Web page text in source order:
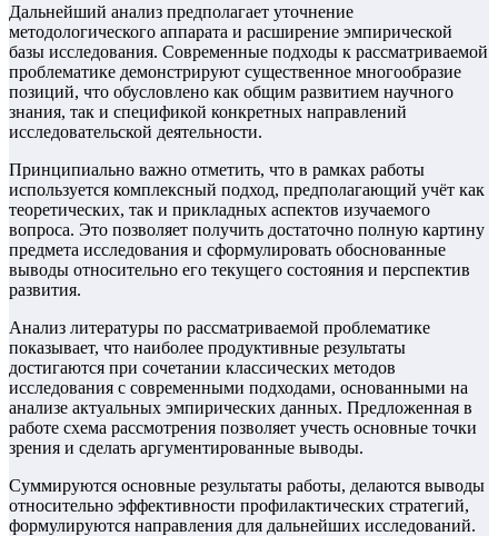
Дальнейший анализ предполагает уточнение
методологического аппарата и расширение эмпирической
базы исследования. Современные подходы к рассматриваемой
проблематике демонстрируют существенное многообразие
позиций, что обусловлено как общим развитием научного
знания, так и спецификой конкретных направлений
исследовательской деятельности.
Принципиально важно отметить, что в рамках работы
используется комплексный подход, предполагающий учёт как
теоретических, так и прикладных аспектов изучаемого
вопроса. Это позволяет получить достаточно полную картину
предмета исследования и сформулировать обоснованные
выводы относительно его текущего состояния и перспектив
развития.
Анализ литературы по рассматриваемой проблематике
показывает, что наиболее продуктивные результаты
достигаются при сочетании классических методов
исследования с современными подходами, основанными на
анализе актуальных эмпирических данных. Предложенная в
работе схема рассмотрения позволяет учесть основные точки
зрения и сделать аргументированные выводы.
Суммируются основные результаты работы, делаются выводы
относительно эффективности профилактических стратегий,
формулируются направления для дальнейших исследований.